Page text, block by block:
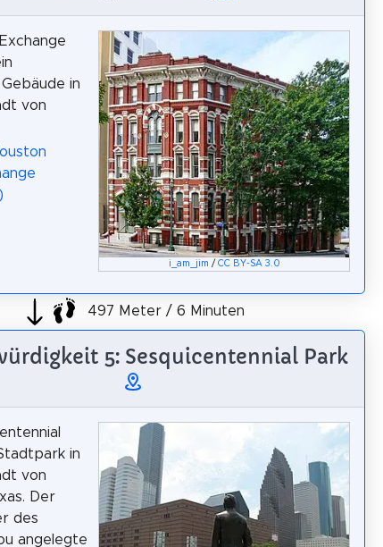
i_am_jim / CC BY-SA 3.0
in
von
497 Meter / 6 Minuten
5: Sesquicentennial Park
in
von
Der
des
angelegte